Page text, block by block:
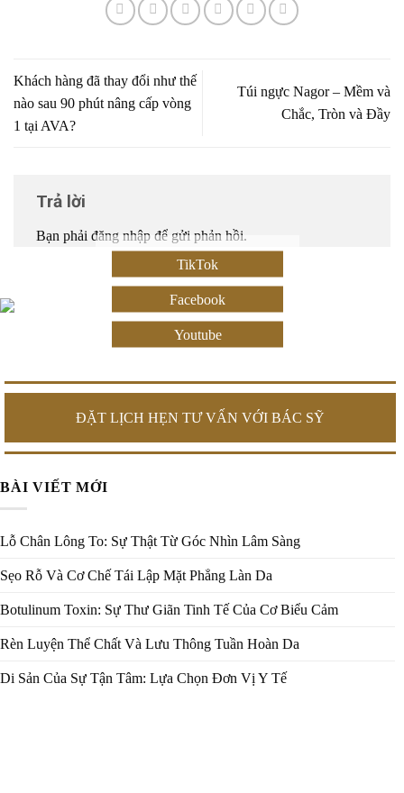
Khách hàng đã thay đổi như thế
nào sau 90 phút nâng cấp vòng
1 tại AVA?
Túi ngực Nagor – Mềm và
Chắc, Tròn và Đầy
Trả lời
Bạn phải đăng nhập để gửi phản hồi.
TikTok
Facebook
Youtube
ĐẶT LỊCH HẸN TƯ VẤN VỚI BÁC SỸ
BÀI VIẾT MỚI
Lỗ Chân Lông To: Sự Thật Từ Góc Nhìn Lâm Sàng
Sẹo Rỗ Và Cơ Chế Tái Lập Mặt Phẳng Làn Da
Botulinum Toxin: Sự Thư Giãn Tinh Tế Của Cơ Biểu Cảm
Rèn Luyện Thể Chất Và Lưu Thông Tuần Hoàn Da
Di Sản Của Sự Tận Tâm: Lựa Chọn Đơn Vị Y Tế